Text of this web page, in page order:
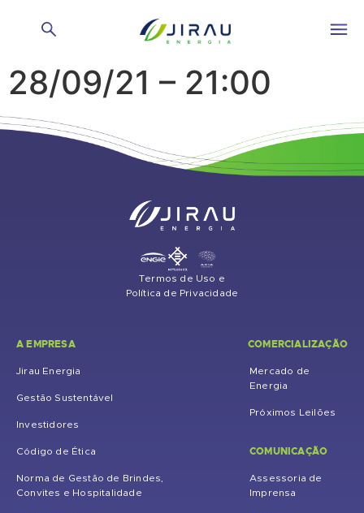
Vazão Hidrelétrica –
28/09/21 – 21:00
Termos de Uso e
Política de Privacidade
A EMPRESA
Jirau Energia
Gestão Sustentável
Investidores
Código de Ética
Norma de Gestão de Brindes,
Convites e Hospitalidade
COMERCIALIZAÇÃO
Mercado de
Energia
Próximos Leilões
COMUNICAÇÃO
Assessoria de
Imprensa